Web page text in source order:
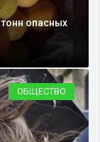
опасных
ОБЩЕСТВО